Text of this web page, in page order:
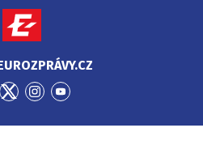
Přejít
Twitter
Přejít
Instagram
Přejít
YouTube